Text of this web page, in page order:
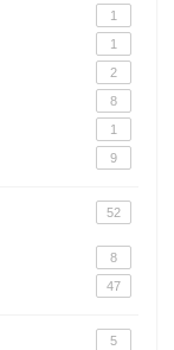
1
1
2
8
1
9
52
8
47
5